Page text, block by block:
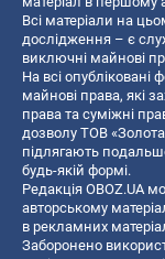
Всі матеріали на
дослідження – є
виключні майнові
На всі опубліковані
майнові права, які
права та суміжні
дозволу ТОВ
підлягають
будь-якій формі.
Редакція OBOZ.UA
авторському
в рекламних
Заборонено